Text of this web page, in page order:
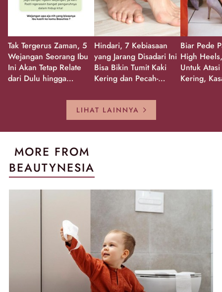
Tak Tergerus Zaman, 5
Wejangan Seorang Ibu
Ini Akan Tetap Relate
dari Dulu hingga
Hindari, 7 Kebiasaan
yang Jarang Disadari Ini
Bisa Bikin Tumit Kaki
Kering dan Pecah-
Biar Pede
High
Untuk
Kering,
LIHAT LAINNYA
MORE FROM
BEAUTYNESIA